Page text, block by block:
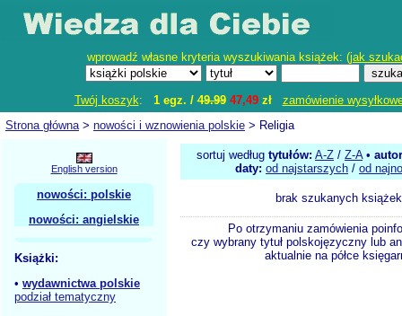
wprowadź własne kryteria wyszukiwania książek: (jak
Twój koszyk: 1 egz. /49.99 47,49zł
zamówienie
Strona główna> nowości i wznowienia polskie > Religia
English version
nowości: polskie
nowości: angielskie
Książki:
• wydawnictwa polskie
podział tematyczny
sortuj według tytułów: A-Z / Z-A•
daty: od najstarszych / od
brak szukanych książek
Po otrzymaniu zamówienia
czy wybrany tytuł polskojęzyczny lub
aktualnie na półce